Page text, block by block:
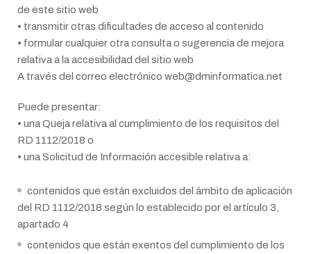
de este sitio web
• transmitir otras dificultades de acceso al contenido
• formular cualquier otra consulta o sugerencia de mejora
relativa a la accesibilidad del sitio web
A través del correo electrónico web@dminformatica.net
Puede presentar:
• una Queja relativa al cumplimiento de los requisitos del
RD 1112/2018 o
• una Solicitud de Información accesible relativa a:
contenidos que están excluidos del ámbito de aplicación
del RD 1112/2018 según lo establecido por el artículo 3,
apartado 4
contenidos que están exentos del cumplimiento de los